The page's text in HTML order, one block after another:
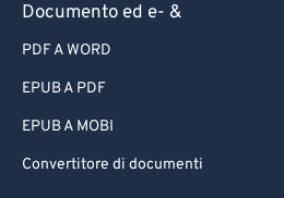
Documento ed e- &
PDF A WORD
EPUB A PDF
EPUB A MOBI
Convertitore di documenti